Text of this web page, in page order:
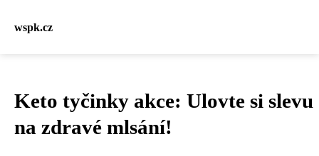
wspk.cz
Keto tyčinky akce: Ulovte si slevu
na zdravé mlsání!